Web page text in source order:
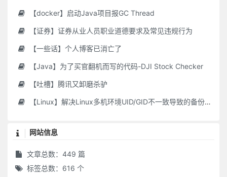
【docker】启动Java项目报GC Thread
【证券】证券从业人员职业道德要求及常见违规行为
【一些话】个人博客已消亡了
【Java】为了买官翻机而写的代码-DJI Stock Checker
【吐槽】腾讯又卸磨杀驴
【Linux】解决Linux多机环境UID/GID不一致导致的备份权限问题
网站信息
文章总数：449 篇
标签总数：616 个